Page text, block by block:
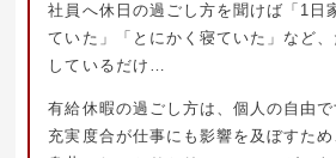
社員へ休日の過ごし方を聞けば「1日
ていた」「とにかく寝ていた」など
しているだけ…
有給休暇の過ごし方は、個人の自由
充実度合が仕事にも影響を及ぼすた